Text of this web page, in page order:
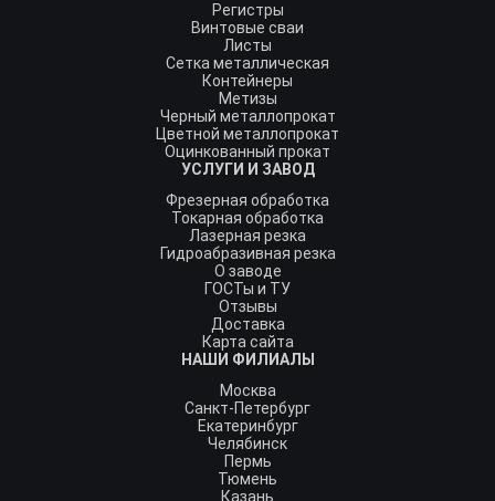
Регистры
Винтовые сваи
Листы
Сетка металлическая
Контейнеры
Метизы
Черный металлопрокат
Цветной металлопрокат
Оцинкованный прокат
УСЛУГИ И ЗАВОД
Фрезерная обработка
Токарная обработка
Лазерная резка
Гидроабразивная резка
О заводе
ГОСТы и ТУ
Отзывы
Доставка
Карта сайта
НАШИ ФИЛИАЛЫ
Москва
Санкт-Петербург
Екатеринбург
Челябинск
Пермь
Тюмень
Казань